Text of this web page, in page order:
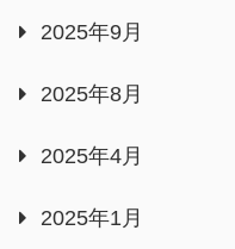
2025年9月
2025年8月
2025年4月
2025年1月